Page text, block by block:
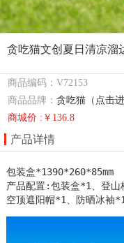
贪吃猫文创夏日清凉溜
商品编码：V72153
商品品牌：贪吃猫（点击进
商城价 :￥136.8
产品详情
包装盒*1390*260*85mm
产品配置:包装盒*1、登山
空顶遮阳帽*1、防晒冰袖